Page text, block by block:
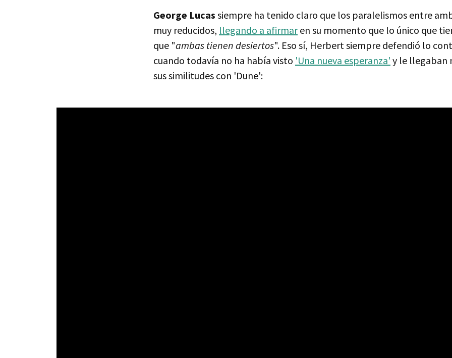
George Lucas siempre ha tenido claro que los paralelismos entre
muy reducidos, llegando a afirmaren su momento que lo único que
que "ambas tienen desiertos". Eso sí, Herbert siempre defendió lo
cuando todavía no ha había visto 'Una nueva esperanza' y le llegaban
sus similitudes con 'Dune':